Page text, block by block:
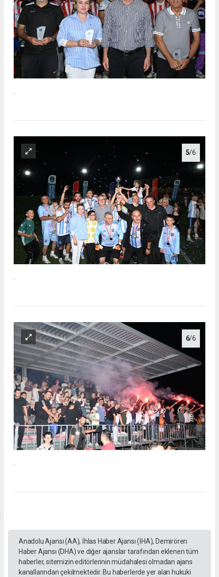
.
5/6
.
6/6
.
Anadolu Ajansı (AA), İhlas Haber Ajansı (İHA), Demirören
Haber Ajansı (DHA) ve diğer ajanslar tarafından eklenen tüm
haberler, sitemizin editörlerinin müdahalesi olmadan ajans
kanallarından çekilmektedir. Bu haberlerde yer alan hukuki